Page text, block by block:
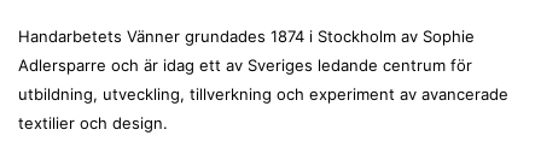
Handarbetets Vänner grundades 1874 i Stockholm av Sophie
Adlersparre och är idag ett av Sveriges ledande centrum för
utbildning, utveckling, tillverkning och experiment av avancerade
textilier och design.